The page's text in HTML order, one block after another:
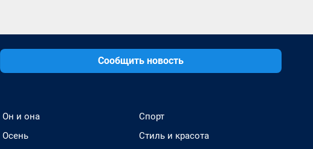
Сообщить новость
Он и она
Осень
Спорт
Стиль и красота